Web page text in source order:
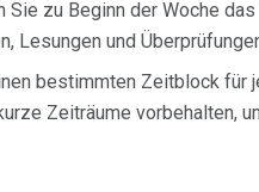
zu Beginn der Woche
Lesungen und
bestimmten Zeitblock für
Zeiträume vorbehalten,